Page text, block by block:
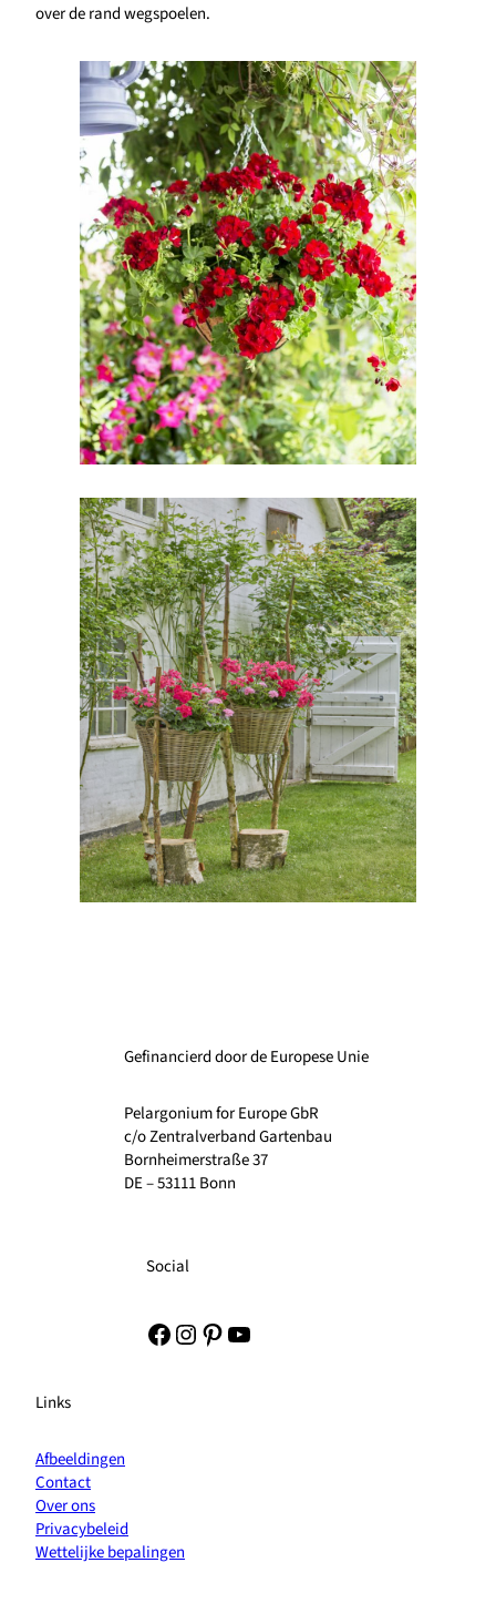
over de rand wegspoelen.
Gefinancierd door de Europese Unie
Pelargonium for Europe GbR
c/o Zentralverband Gartenbau
Bornheimerstraße 37
DE – 53111 Bonn
Social
Facebook
Instagram
Pinterest
YouTube
Links
Afbeeldingen
Contact
Over ons
Privacybeleid
Wettelijke bepalingen